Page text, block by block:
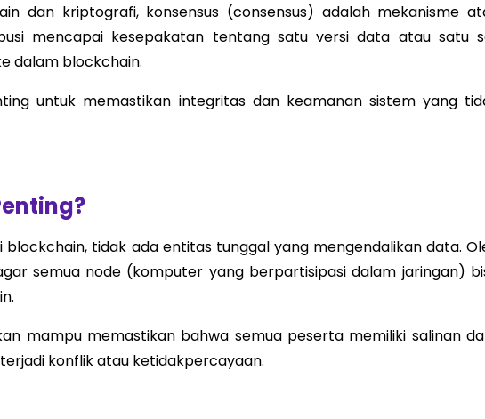
dan kriptografi, konsensus (consensus) adalah mekanisme
mencapai kesepakatan tentang satu versi data atau satu
dalam blockchain.
untuk memastikan integritas dan keamanan sistem yang
tidak ada entitas tunggal yang mengendalikan data.
semua node (komputer yang berpartisipasi dalam jaringan)
mampu memastikan bahwa semua peserta memiliki salinan
konflik atau ketidakpercayaan.